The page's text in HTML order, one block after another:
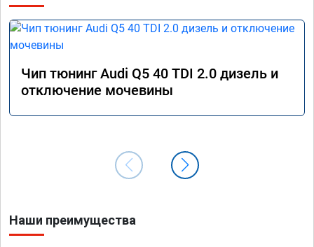
Чип тюнинг Audi Q5 40 TDI 2.0 дизель и
отключение мочевины
Наши преимущества